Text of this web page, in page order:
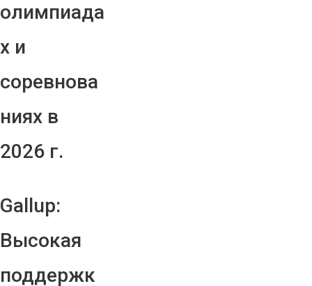
олимпиада
х и
соревнова
ниях в
2026 г.
Gallup:
Высокая
поддержк